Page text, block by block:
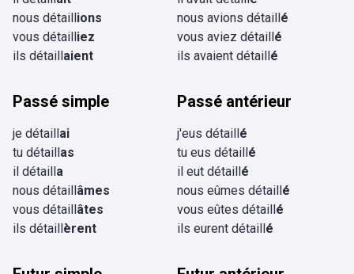
nous détaillions
vous détailliez
ils détaillaient
nous avions détaillé
vous aviez détaillé
ils avaient détaillé
Passé simple
je détaillai
tu détaillas
il détailla
nous détaillâmes
vous détaillâtes
ils détaillèrent
Passé antérieur
j'eus détaillé
tu eus détaillé
il eut détaillé
nous eûmes détaillé
vous eûtes détaillé
ils eurent détaillé